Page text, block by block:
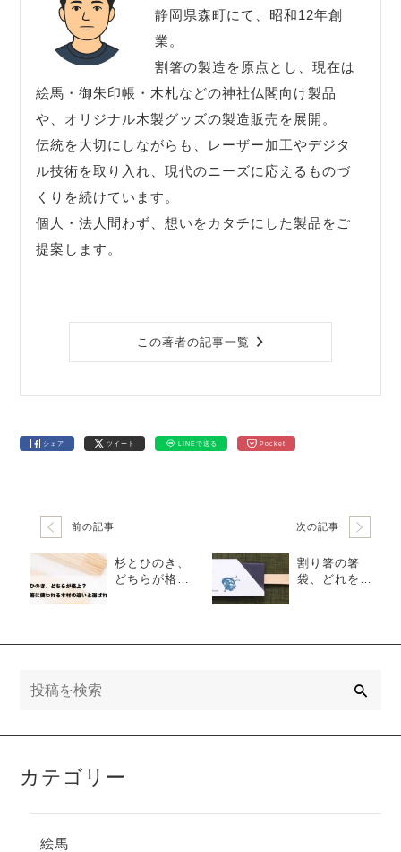
静岡県森町にて、昭和12年創
業。
割箸の製造を原点とし、現在は
絵馬・御朱印帳・木札などの神社仏閣向け製品
や、オリジナル木製グッズの製造販売を展開。
伝統を大切にしながらも、レーザー加工やデジタ
ル技術を取り入れ、現代のニーズに応えるものづ
くりを続けています。
個人・法人問わず、想いをカタチにした製品をご
提案します。
この著者の記事一覧
シェア ツイート LINEで送る Pocket
前の記事
杉とひのき、
どちらが格
ばれる理由
次の記事
割り箸の箸
袋、どれを選
特徴と違い
カテゴリー
絵馬